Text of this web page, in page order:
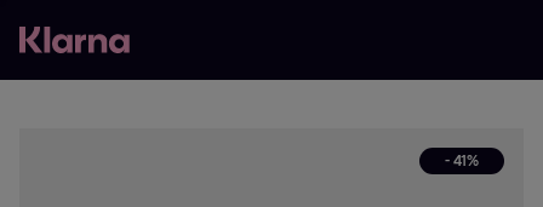
- 41%